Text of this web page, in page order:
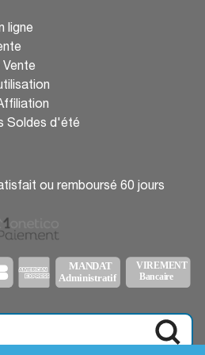
ligne
Soldes d'été
ou remboursé 60 jours